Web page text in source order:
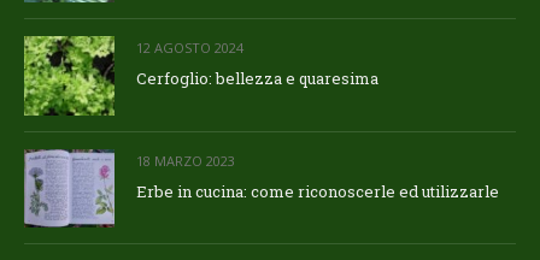
12 AGOSTO 2024
Cerfoglio: bellezza e quaresima
18 MARZO 2023
Erbe in cucina: come riconoscerle ed utilizzarle